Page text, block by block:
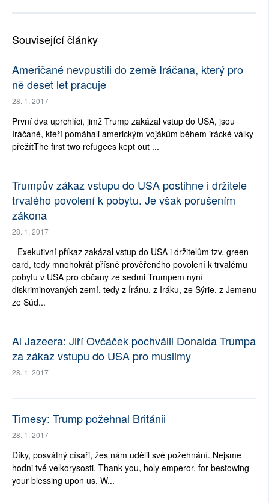
Související články
Američané nevpustili do země Iráčana, který pro
ně deset let pracuje
28. 1. 2017
První dva uprchlíci, jimž Trump zakázal vstup do USA, jsou
Iráčané, kteří pomáhali americkým vojákům během irácké války
přežítThe first two refugees kept out ...
Trumpův zákaz vstupu do USA postihne i držitele
trvalého povolení k pobytu. Je však porušením
zákona
28. 1. 2017
- Exekutivní příkaz zakázal vstup do USA i držitelům tzv. green
card, tedy mnohokrát přísně prověřeného povolení k trvalému
pobytu v USA pro občany ze sedmi Trumpem nyní
diskriminovaných zemí, tedy z Íránu, z Iráku, ze Sýrie, z Jemenu
ze Súd...
Al Jazeera: Jiří Ovčáček pochválil Donalda Trumpa
za zákaz vstupu do USA pro muslimy
28. 1. 2017
Timesy: Trump požehnal Británii
28. 1. 2017
Díky, posvátný císaři, žes nám udělil své požehnání. Nejsme
hodni tvé velkorysosti. Thank you, holy emperor, for bestowing
your blessing upon us. W...